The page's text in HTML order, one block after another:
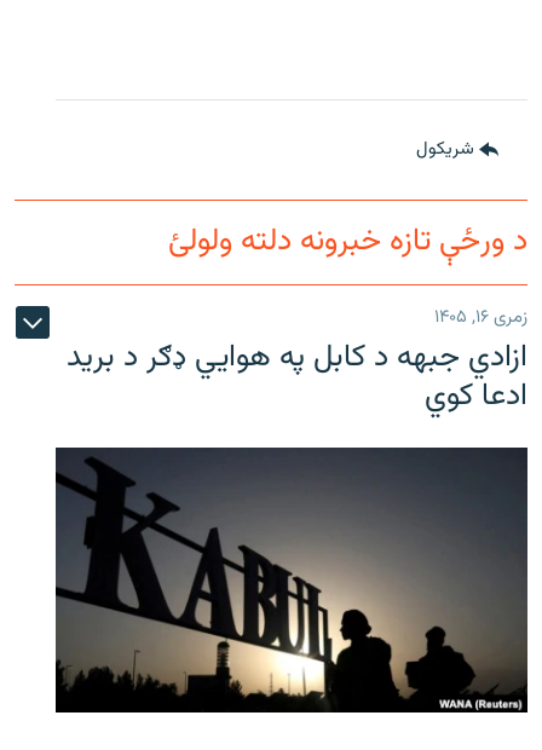
شريکول
د ورځې تازه خبرونه دلته ولولئ
زمری ۱۶, ۱۴۰۵
ازادي جبهه د کابل په هوايي ډګر د برید
ادعا کوي